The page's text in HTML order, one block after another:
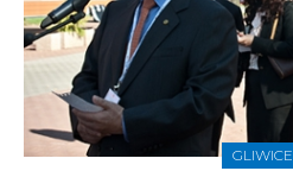
GLIWICE